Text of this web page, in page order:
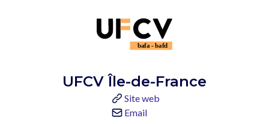
UFCV Île-de-France
Site web
Email